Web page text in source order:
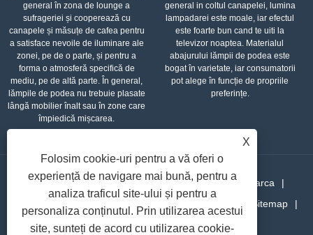
general în zona de lounge a
sufrageriei și cooperează cu
canapele și măsuțe de cafea pentru
a satisface nevoile de iluminare ale
zonei, pe de o parte, și pentru a
forma o atmosferă specifică de
mediu, pe de altă parte. În general,
lămpile de podea nu trebuie plasate
lângă mobilier înalt sau în zone care
împiedică mișcarea.
general in coltul canapelei, lumina
lampadarei este moale, iar efectul
este foarte bun cand te uiti la
televizor noaptea. Materialul
abajurului lămpii de podea este
bogat în varietate, iar consumatorii
pot alege în funcție de propriile
preferințe.
Acasă Despre noi Produse Știri
Descarca
Trimite o anchetă
Contactaţi-ne
Sitemap
RSS
XML Privacy Policy
X
Folosim cookie-uri pentru a vă oferi o
experiență de navigare mai bună, pentru a
analiza traficul site-ului și pentru a
personaliza conținutul. Prin utilizarea acestui
site, sunteți de acord cu utilizarea cookie-